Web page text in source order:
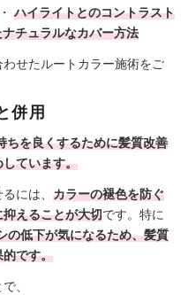
・ハイライトとのコントラスト
チュラルなカバー方法
せたルートカラー施術をご
併用
を良くするために髪質改善
ています。
には、 カラーの褪色を防ぐ
えることが大切です。特に
の低下が気になるため、髪質
的です。
、